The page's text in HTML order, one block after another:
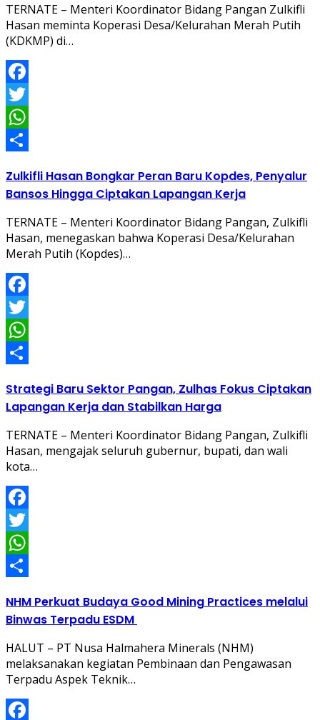
TERNATE – Menteri Koordinator Bidang Pangan Zulkifli
Hasan meminta Koperasi Desa/Kelurahan Merah Putih
(KDKMP) di…
Facebook
Twitter
WhatsApp
Zulkifli Hasan Bongkar Peran Baru Kopdes, Penyalur
Bansos Hingga Ciptakan Lapangan Kerja
TERNATE – Menteri Koordinator Bidang Pangan, Zulkifli
Hasan, menegaskan bahwa Koperasi Desa/Kelurahan
Merah Putih (Kopdes)…
Facebook
Twitter
WhatsApp
Strategi Baru Sektor Pangan, Zulhas Fokus Ciptakan
Lapangan Kerja dan Stabilkan Harga
TERNATE – Menteri Koordinator Bidang Pangan, Zulkifli
Hasan, mengajak seluruh gubernur, bupati, dan wali
kota…
Facebook
Twitter
WhatsApp
NHM Perkuat Budaya Good Mining Practices melalui
Binwas Terpadu ESDM
HALUT – PT Nusa Halmahera Minerals (NHM)
melaksanakan kegiatan Pembinaan dan Pengawasan
Terpadu Aspek Teknik…